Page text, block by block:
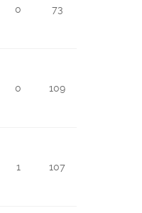
0 73
0 109
1 107